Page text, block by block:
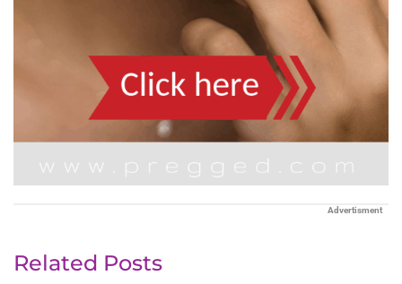
Advertisment
Related Posts